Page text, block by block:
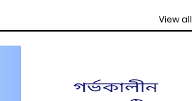
View all